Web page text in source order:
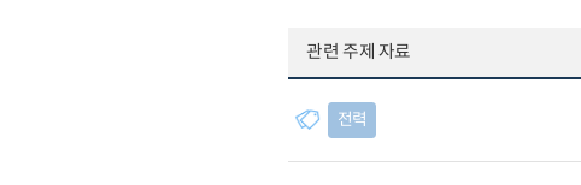
관련 주제 자료
전력